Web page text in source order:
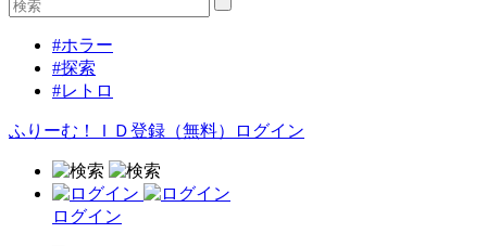
#ホラー
#探索
#レトロ
ふりーむ！ＩＤ登録（無料） ログイン
ログイン